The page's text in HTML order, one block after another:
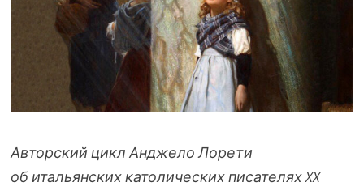
Авторский цикл Анджело Лорети
об итальянских католических писателях XX